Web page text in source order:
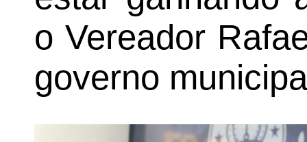
o Vereador
governo